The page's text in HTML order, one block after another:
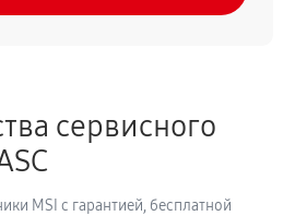
сервисного
MSI с гарантией, бесплатной